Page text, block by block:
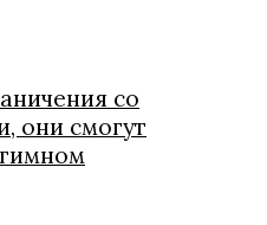
со
они смогут